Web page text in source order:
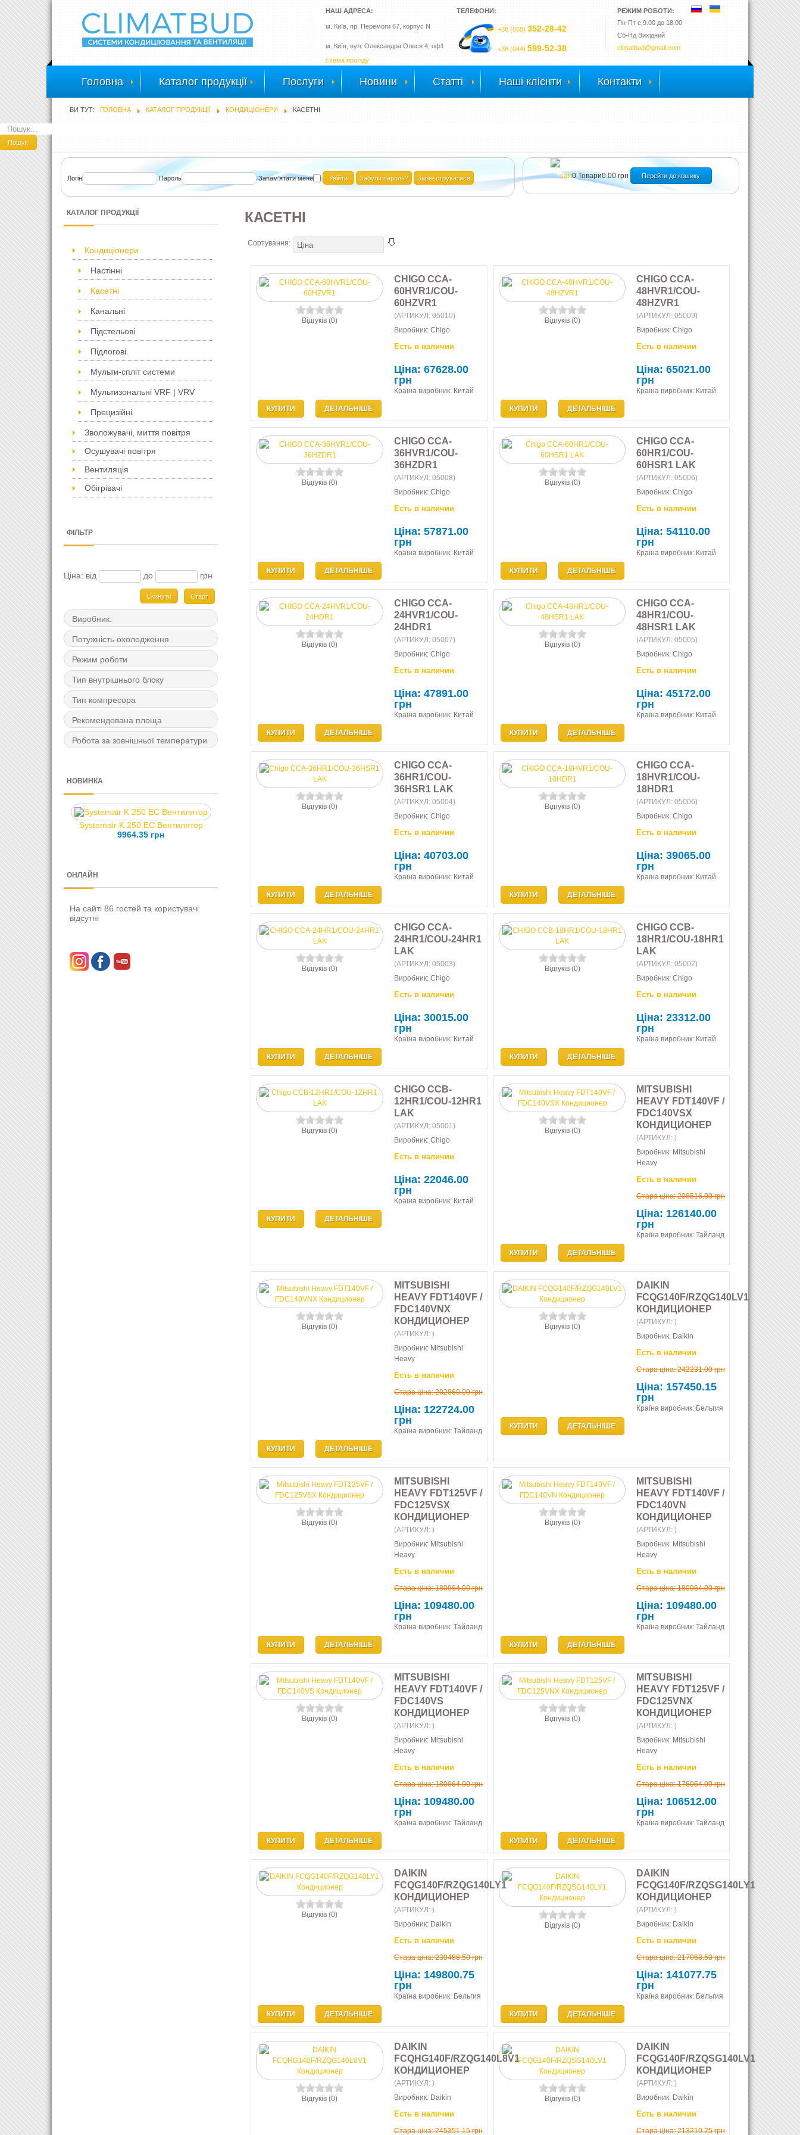
РЕЖИМ РОБОТИ:
Пн-Пт с 9.00 до 18.00
Сб-Нд Вихідний
climatbud@gmail.com
ТЕЛЕФОНИ:
+38 (068) 352-28-42
+38 (044) 599-52-38
НАШ АДРЕСА:
м. Київ, пр. Перемоги 67, корпус N
м. Київ, вул. Олександра Олеся 4, оф1
схема проїзду
Головна Каталог продукції Послуги Новини Статті Наші клієнти Контакти
ВИ ТУТ: ГОЛОВНА КАТАЛОГ ПРОДУКЦІЇ КОНДИЦІОНЕРИ КАСЕТНІ
Пошук
Логін Пароль Запам'ятати мене Забули пароль? Зареєструватися 0Товари0.00 грн Перейти до кошику
КАТАЛОГ ПРОДУКЦІЇ
Кондиціонери
Настінні
Касетні
Канальні
Підстельові
Підлогові
Мульти-спліт системи
Мультизональні VRF | VRV
Прецизійні
Зволожувачі, миття повітря
Осушувачі повітря
Вентиляція
Обігрівачі
ФІЛЬТР
Ціна: від до грн
Скинути
Виробник:
Потужність охолодження
Режим роботи
Тип внутрішнього блоку
Тип компресора
Рекомендована площа
Робота за зовнішньої температури
НОВИНКА
Systemair K 250 EC Вентилятор
9964.35 грн
ОНЛАЙН
На сайті 86 гостей та користувачі
відсутні
КАСЕТНІ
Сортування:
Відгуків (0)
CHIGO CCA-
60HVR1/COU-
60HZVR1
(АРТИКУЛ: 05010)
Виробник: Chigo
Есть в наличии
Ціна: 67628.00
грн
Країна виробник: Китай
КУПИТИ ДЕТАЛЬНІШЕ
Відгуків (0)
CHIGO CCA-
48HVR1/COU-
48HZVR1
(АРТИКУЛ: 05009)
Виробник: Chigo
Есть в наличии
Ціна: 65021.00
грн
Країна виробник: Китай
КУПИТИ ДЕТАЛЬНІШЕ
Відгуків (0)
CHIGO CCA-
36HVR1/COU-
36HZDR1
(АРТИКУЛ: 05008)
Виробник: Chigo
Есть в наличии
Ціна: 57871.00
грн
Країна виробник: Китай
КУПИТИ ДЕТАЛЬНІШЕ
Відгуків (0)
CHIGO CCA-
60HR1/COU-
60HSR1 LAK
(АРТИКУЛ: 05006)
Виробник: Chigo
Есть в наличии
Ціна: 54110.00
грн
Країна виробник: Китай
КУПИТИ ДЕТАЛЬНІШЕ
Відгуків (0)
CHIGO CCA-
24HVR1/COU-
24HDR1
(АРТИКУЛ: 05007)
Виробник: Chigo
Есть в наличии
Ціна: 47891.00
грн
Країна виробник: Китай
КУПИТИ ДЕТАЛЬНІШЕ
Відгуків (0)
CHIGO CCA-
48HR1/COU-
48HSR1 LAK
(АРТИКУЛ: 05005)
Виробник: Chigo
Есть в наличии
Ціна: 45172.00
грн
Країна виробник: Китай
КУПИТИ ДЕТАЛЬНІШЕ
Відгуків (0)
CHIGO CCA-
36HR1/COU-
36HSR1 LAK
(АРТИКУЛ: 05004)
Виробник: Chigo
Есть в наличии
Ціна: 40703.00
грн
Країна виробник: Китай
КУПИТИ ДЕТАЛЬНІШЕ
Відгуків (0)
CHIGO CCA-
18HVR1/COU-
18HDR1
(АРТИКУЛ: 05006)
Виробник: Chigo
Есть в наличии
Ціна: 39065.00
грн
Країна виробник: Китай
КУПИТИ ДЕТАЛЬНІШЕ
Відгуків (0)
CHIGO CCA-
24HR1/COU-24HR1
LAK
(АРТИКУЛ: 05003)
Виробник: Chigo
Есть в наличии
Ціна: 30015.00
грн
Країна виробник: Китай
КУПИТИ ДЕТАЛЬНІШЕ
Відгуків (0)
CHIGO CCB-
18HR1/COU-18HR1
LAK
(АРТИКУЛ: 05002)
Виробник: Chigo
Есть в наличии
Ціна: 23312.00
грн
Країна виробник: Китай
КУПИТИ ДЕТАЛЬНІШЕ
Відгуків (0)
CHIGO CCB-
12HR1/COU-12HR1
LAK
(АРТИКУЛ: 05001 )
Виробник: Chigo
Есть в наличии
Ціна: 22046.00
грн
Країна виробник: Китай
КУПИТИ ДЕТАЛЬНІШЕ
Відгуків (0)
MITSUBISHI
HEAVY FDT140VF /
FDC140VSX
КОНДИЦИОНЕР
(АРТИКУЛ: )
Виробник: Mitsubishi
Heavy
Есть в наличии
Стара ціна:208516.00 грн
Ціна: 126140.00
грн
Країна виробник: Тайланд
КУПИТИ ДЕТАЛЬНІШЕ
Відгуків (0)
MITSUBISHI
HEAVY FDT140VF /
FDC140VNX
КОНДИЦИОНЕР
(АРТИКУЛ: )
Виробник: Mitsubishi
Heavy
Есть в наличии
Стара ціна:202860.00 грн
Ціна: 122724.00
грн
Країна виробник: Тайланд
КУПИТИ ДЕТАЛЬНІШЕ
Відгуків (0)
DAIKIN
FCQG140F/RZQG140LV1
КОНДИЦИОНЕР
(АРТИКУЛ: )
Виробник: Daikin
Есть в наличии
Стара ціна:242231.00 грн
Ціна: 157450.15
грн
Країна виробник: Бельгия
КУПИТИ ДЕТАЛЬНІШЕ
Відгуків (0)
MITSUBISHI
HEAVY FDT125VF /
FDC125VSX
КОНДИЦИОНЕР
(АРТИКУЛ: )
Виробник: Mitsubishi
Heavy
Есть в наличии
Стара ціна:180964.00 грн
Ціна: 109480.00
грн
Країна виробник: Тайланд
КУПИТИ ДЕТАЛЬНІШЕ
Відгуків (0)
MITSUBISHI
HEAVY FDT140VF /
FDC140VN
КОНДИЦИОНЕР
(АРТИКУЛ: )
Виробник: Mitsubishi
Heavy
Есть в наличии
Стара ціна:180964.00 грн
Ціна: 109480.00
грн
Країна виробник: Тайланд
КУПИТИ ДЕТАЛЬНІШЕ
Відгуків (0)
MITSUBISHI
HEAVY FDT140VF /
FDC140VS
КОНДИЦИОНЕР
(АРТИКУЛ: )
Виробник: Mitsubishi
Heavy
Есть в наличии
Стара ціна:180964.00 грн
Ціна: 109480.00
грн
Країна виробник: Тайланд
КУПИТИ ДЕТАЛЬНІШЕ
Відгуків (0)
MITSUBISHI
HEAVY FDT125VF /
FDC125VNX
КОНДИЦИОНЕР
(АРТИКУЛ: )
Виробник: Mitsubishi
Heavy
Есть в наличии
Стара ціна:176064.00 грн
Ціна: 106512.00
грн
Країна виробник: Тайланд
КУПИТИ ДЕТАЛЬНІШЕ
Відгуків (0)
DAIKIN
FCQG140F/RZQG140LY1
КОНДИЦИОНЕР
(АРТИКУЛ: )
Виробник: Daikin
Есть в наличии
Стара ціна:230488.50 грн
Ціна: 149800.75
грн
Країна виробник: Бельгия
КУПИТИ ДЕТАЛЬНІШЕ
Відгуків (0)
DAIKIN
FCQG140F/RZQSG140LY1
КОНДИЦИОНЕР
(АРТИКУЛ: )
Виробник: Daikin
Есть в наличии
Стара ціна:217068.50 грн
Ціна: 141077.75
грн
Країна виробник: Бельгия
КУПИТИ ДЕТАЛЬНІШЕ
Відгуків (0)
DAIKIN
FCQHG140F/RZQG140L8V1
КОНДИЦИОНЕР
(АРТИКУЛ: )
Виробник: Daikin
Есть в наличии
Стара ціна:245351.15 грн
Відгуків (0)
DAIKIN
FCQG140F/RZQSG140LV1
КОНДИЦИОНЕР
(АРТИКУЛ: )
Виробник: Daikin
Есть в наличии
Стара ціна:213210.25 грн